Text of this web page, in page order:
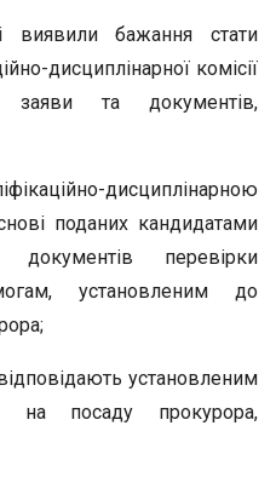
виявили бажання стати
дисциплінарної комісії
заяви та документів,
дисциплінарною
поданих кандидатами
перевірки
установленим до
установленим
на посаду прокурора,